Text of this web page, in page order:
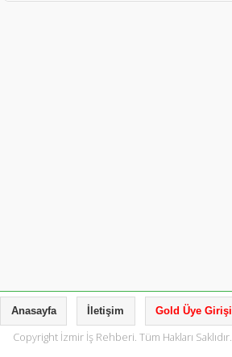
Anasayfa İletişim Gold Üye Girişi
Copyright İzmir İş Rehberi. Tüm Hakları Saklıdır.